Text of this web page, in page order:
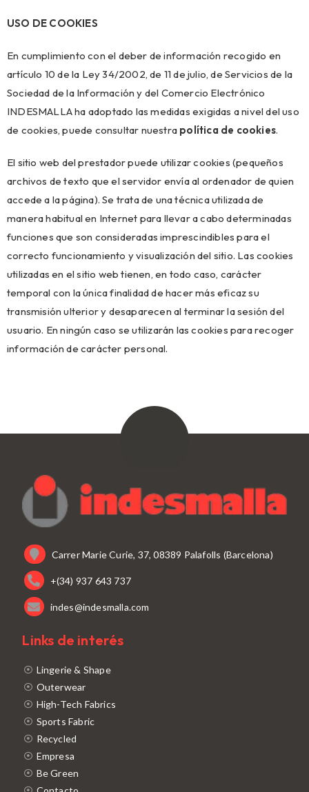
USO DE COOKIES
En cumplimiento con el deber de información recogido en
artículo 10 de la Ley 34/2002, de 11 de julio, de Servicios de la
Sociedad de la Información y del Comercio Electrónico
INDESMALLA ha adoptado las medidas exigidas a nivel del uso
de cookies, puede consultar nuestra política de cookies.
El sitio web del prestador puede utilizar cookies (pequeños
archivos de texto que el servidor envía al ordenador de quien
accede a la página). Se trata de una técnica utilizada de
manera habitual en Internet para llevar a cabo determinadas
funciones que son consideradas imprescindibles para el
correcto funcionamiento y visualización del sitio. Las cookies
utilizadas en el sitio web tienen, en todo caso, carácter
temporal con la única finalidad de hacer más eficaz su
transmisión ulterior y desaparecen al terminar la sesión del
usuario. En ningún caso se utilizarán las cookies para recoger
información de carácter personal.
Carrer Marie Curie, 37, 08389 Palafolls (Barcelona)
+(34) 937 643 737
indes@indesmalla.com
Links de interés
Lingerie & Shape
Outerwear
High-Tech Fabrics
Sports Fabric
Recycled
Empresa
Be Green